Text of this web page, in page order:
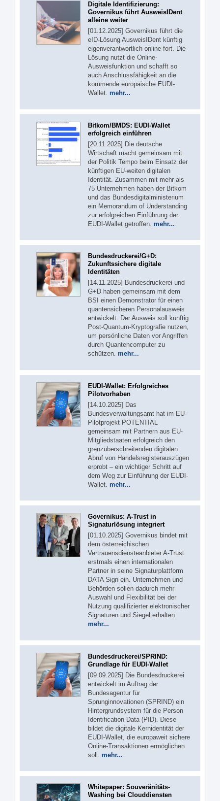
Digitale Identifizierung:
Governikus führt AusweisIDent
alleine weiter
[01.12.2025] Governikus führt die
eID-Lösung AusweisIDent künftig
eigenverantwortlich online fort. Die
Lösung nutzt die Online-
Ausweisfunktion und schafft so
auch Anschlussfähigkeit an die
kommende europäische EUDI-
Wallet. mehr...
Bitkom/BMDS: EUDI-Wallet
erfolgreich einführen
[20.11.2025] Die deutsche
Wirtschaft macht gemeinsam mit
der Politik Tempo beim Einsatz der
künftigen EU-weiten digitalen
Identität. Zusammen mit mehr als
75 Unternehmen haben der Bitkom
und das Bundesdigitalministerium
ein Memorandum of Understanding
zur erfolgreichen Einführung der
EUDI-Wallet getroffen. mehr...
Bundesdruckerei/G+D:
Zukunftssichere digitale
Identitäten
[14.11.2025] Bundesdruckerei und
G+D haben gemeinsam mit dem
BSI einen Demonstrator für einen
quantensicheren Personalausweis
entwickelt. Der Ausweis soll künftig
Post-Quantum-Kryptografie nutzen,
um persönliche Daten vor Angriffen
durch Quantencomputer zu
schützen. mehr...
EUDI-Wallet: Erfolgreiches
Pilotvorhaben
[14.10.2025] Das
Bundesverwaltungsamt hat im EU-
Pilotprojekt POTENTIAL
gemeinsam mit Partnern aus EU-
Mitgliedstaaten erfolgreich den
grenzüberschreitenden digitalen
Abruf von Handelsregisterauszügen
erprobt – ein wichtiger Schritt auf
dem Weg zur Einführung der EUDI-
Wallet. mehr...
Governikus: A-Trust in
Signaturlösung integriert
[01.10.2025] Governikus bindet mit
dem österreichischen
Vertrauensdiensteanbieter A-Trust
erstmals einen internationalen
Partner in seine Signaturplattform
DATA Sign ein. Unternehmen und
Behörden sollen dadurch mehr
Auswahl und Flexibilität bei der
Nutzung qualifizierter elektronischer
Signaturen und Siegel erhalten.
mehr...
Bundesdruckerei/SPRIND:
Grundlage für EUDI-Wallet
[09.09.2025] Die Bundesdruckerei
entwickelt im Auftrag der
Bundesagentur für
Sprunginnovationen (SPRIND) ein
Hintergrundsystem für die Person
Identification Data (PID). Diese
bildet die digitale Kernidentität der
EUDI-Wallet, die europaweit sichere
Online-Transaktionen ermöglichen
soll. mehr...
Whitepaper: Souveränitäts-
Washing bei Clouddiensten